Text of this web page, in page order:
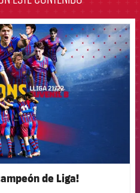
FCB Barcelona badge
de Liga!